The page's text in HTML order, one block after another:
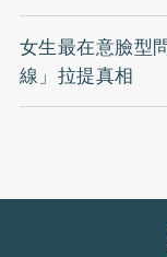
女生最在意臉型
線」拉提真相